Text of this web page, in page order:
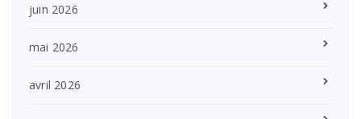
juin 2026
mai 2026
avril 2026